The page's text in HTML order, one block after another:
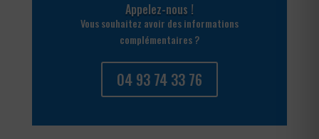
Appelez-nous !
Vous souhaitez avoir des informations
complémentaires ?
04 93 74 33 76